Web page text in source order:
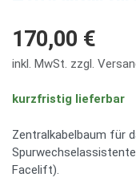
170,00 €
inkl. MwSt. zzgl.
kurzfristig lieferbar
Zentralkabelbaum für
Facelift).